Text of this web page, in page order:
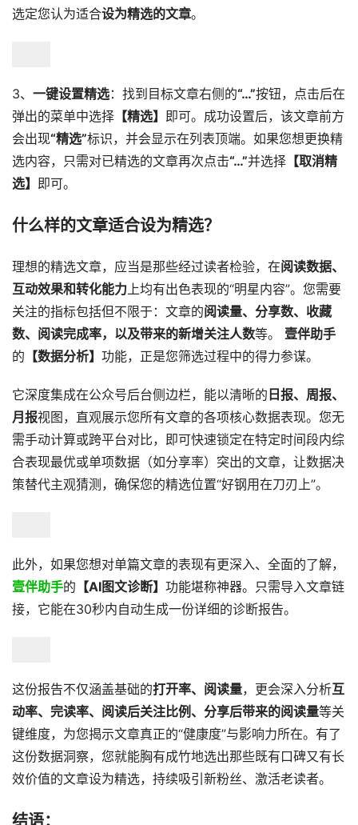
选定您认为适合设为精选的文章。
3、 一键设置精选：找到目标文章右侧的“…”按钮，点击后在
弹出的菜单中选择 【精选】
即可。成功设置后，该文章前方
会出现“精选”标识，并会显示在列表顶端。如果您想更换精
选内容，只需对已精选的文章再次点击“…”并选择 【取消精
选】
即可。
什么样的文章适合设为精选？
理想的精选文章，应当是那些经过读者检验，在阅读数据、
互动效果和转化能力 上均有出色表现的“明星内容”。您需要
关注的指标包括但不限于：文章的阅读量、分享数、收藏
数、阅读完成率，以及带来的新增关注人数等。 壹伴助手
的 【数据分析】 功能，正是您筛选过程中的得力参谋。
它深度集成在公众号后台侧边栏，能以清晰的 日报、周报、
月报视图，直观展示您所有文章的各项核心数据表现。您无
需手动计算或跨平台对比，即可快速锁定在特定时间段内综
合表现最优或单项数据（如分享率）突出的文章，让数据决
策替代主观猜测，确保您的精选位置“好钢用在刀刃上”。
此外，如果您想对单篇文章的表现有更深入、全面的了解，
壹伴助手的 【AI图文诊断】 功能堪称神器。只需导入文章链
接，它能在30秒内自动生成一份详细的诊断报告。
这份报告不仅涵盖基础的打开率、阅读量，更会深入分析互
动率、完读率、阅读后关注比例、分享后带来的阅读量等关
键维度，为您揭示文章真正的“健康度”与影响力所在。有了
这份数据洞察，您就能胸有成竹地选出那些既有口碑又有长
效价值的文章设为精选，持续吸引新粉丝、激活老读者。
结语：